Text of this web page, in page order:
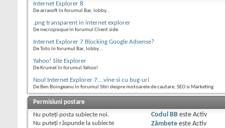
Internet Explorer 8
De arrasoft în forumul Bar, lobby...
.png transparent in internet explorer
De necropsique în forumul Client side
Internet Explorer 7 Blocking Google Adsense?
De Toto în forumul Bar, lobby...
Yahoo! Site Explorer
De Krumel în forumul Yahoo!
Noul Internet Explorer 7... vine si cu bug-uri
De Ben Boingeanu în forumul Stiri despre motoarele de cautare, SEO si Marketing
Permisiuni postare
Nu puteţi posta subiecte noi.
Nu puteţi răspunde la subiecte
Codul BBeste Activ
Zâmbeteeste Activ